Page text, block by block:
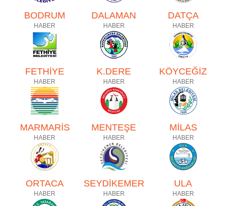
BODRUM
HABER
DALAMAN
HABER
DATÇA
HABER
FETHİYE
HABER
K.DERE
HABER
KÖYCEĞİZ
HABER
MARMARİS
HABER
MENTEŞE
HABER
MİLAS
HABER
ORTACA
HABER
SEYDİKEMER
HABER
ULA
HABER